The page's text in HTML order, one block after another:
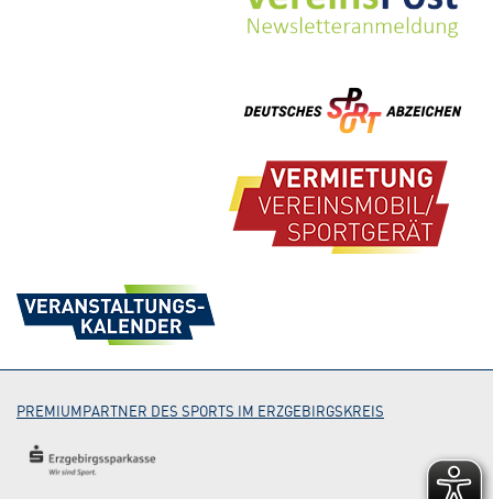
PREMIUMPARTNER DES SPORTS IM ERZGEBIRGSKREIS